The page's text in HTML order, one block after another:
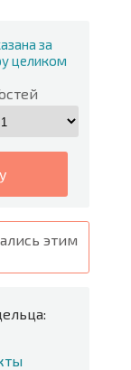
за
целиком
этим